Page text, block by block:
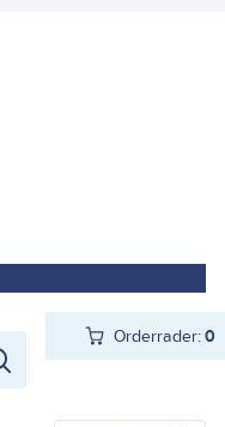
Orderrader:0